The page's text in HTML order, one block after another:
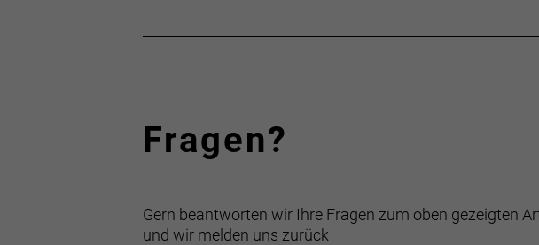
Fragen?
Gern beantworten wir Ihre Fragen zum oben gezeigten
und wir melden uns zurück